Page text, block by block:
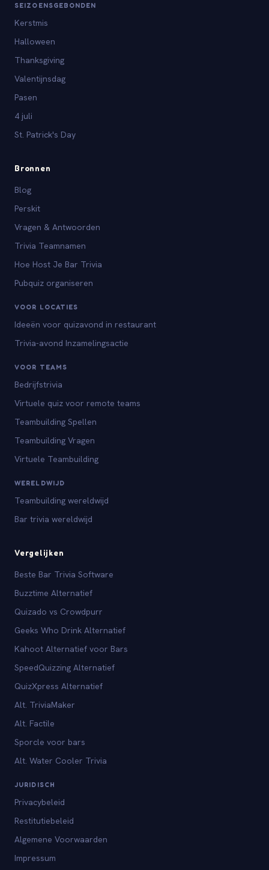
SEIZOENSGEBONDEN
Kerstmis
Halloween
Thanksgiving
Valentijnsdag
Pasen
4 juli
St. Patrick's Day
Bronnen
Blog
Perskit
Vragen & Antwoorden
Trivia Teamnamen
Hoe Host Je Bar Trivia
Pubquiz organiseren
VOOR LOCATIES
Ideeën voor quizavond in restaurant
Trivia-avond Inzamelingsactie
VOOR TEAMS
Bedrijfstrivia
Virtuele quiz voor remote teams
Teambuilding Spellen
Teambuilding Vragen
Virtuele Teambuilding
WERELDWIJD
Teambuilding wereldwijd
Bar trivia wereldwijd
Vergelijken
Beste Bar Trivia Software
Buzztime Alternatief
Quizado vs Crowdpurr
Geeks Who Drink Alternatief
Kahoot Alternatief voor Bars
SpeedQuizzing Alternatief
QuizXpress Alternatief
Alt. TriviaMaker
Alt. Factile
Sporcle voor bars
Alt. Water Cooler Trivia
JURIDISCH
Privacybeleid
Restitutiebeleid
Algemene Voorwaarden
Impressum